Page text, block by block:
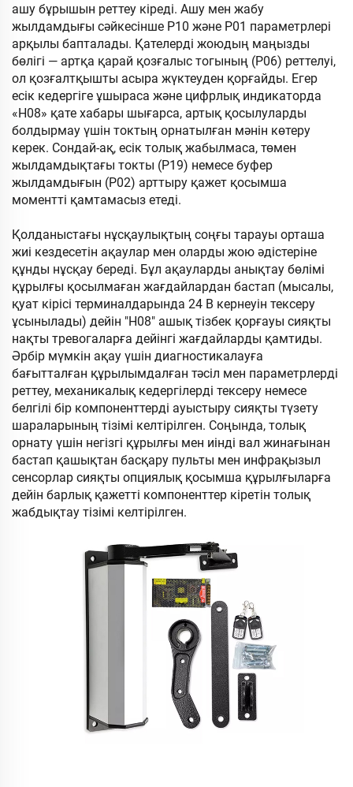
ашу бұрышын реттеу кіреді. Ашу мен жабу
жылдамдығы сәйкесінше P10 және P01 параметрлері
арқылы бапталады. Қателерді жоюдың маңызды
бөлігі — артқа қарай қозғалыс тогының (P06) реттелуі,
ол қозғалтқышты асыра жүктеуден қорғайды. Егер
есік кедергіге ұшыраса және цифрлық индикаторда
«H08» қате хабары шығарса, артық қосылуларды
болдырмау үшін токтың орнатылған мәнін көтеру
керек. Сондай-ақ, есік толық жабылмаса, төмен
жылдамдықтағы токты (P19) немесе буфер
жылдамдығын (P02) арттыру қажет қосымша
моментті қамтамасыз етеді.
Қолданыстағы нұсқаулықтың соңғы тарауы орташа
жиі кездесетін ақаулар мен оларды жою әдістеріне
құнды нұсқау береді. Бұл ақауларды анықтау бөлімі
құрылғы қосылмаған жағдайлардан бастап (мысалы,
қуат кірісі терминалдарында 24 В кернеуін тексеру
ұсынылады) дейін "H08" ашық тізбек қорғауы сияқты
нақты тревогаларға дейінгі жағдайларды қамтиды.
Әрбір мүмкін ақау үшін диагностикалауға
бағытталған құрылымдалған тәсіл мен параметрлерді
реттеу, механикалық кедергілерді тексеру немесе
белгілі бір компоненттерді ауыстыру сияқты түзету
шараларының тізімі келтірілген. Соңында, толық
орнату үшін негізгі құрылғы мен иінді вал жинағынан
бастап қашықтан басқару пульты мен инфрақызыл
сенсорлар сияқты опциялық қосымша құрылғыларға
дейін барлық қажетті компоненттер кіретін толық
жабдықтау тізімі келтірілген.